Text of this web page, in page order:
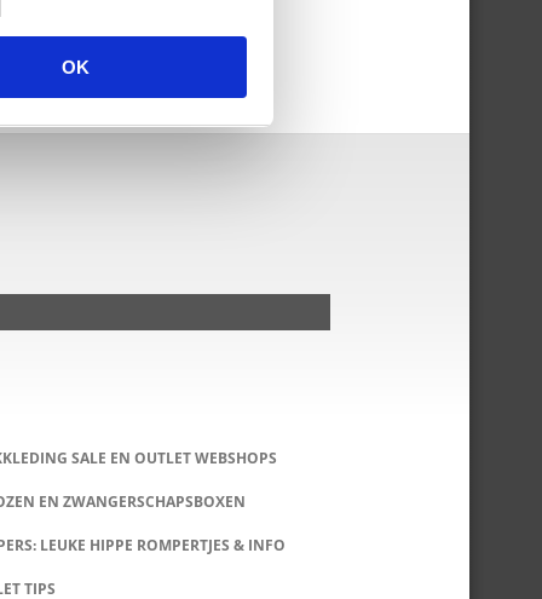
OK
SALE EN OUTLET WEBSHOPS
EN ZWANGERSCHAPSBOXEN
LEUKE HIPPE ROMPERTJES & INFO
TIPS